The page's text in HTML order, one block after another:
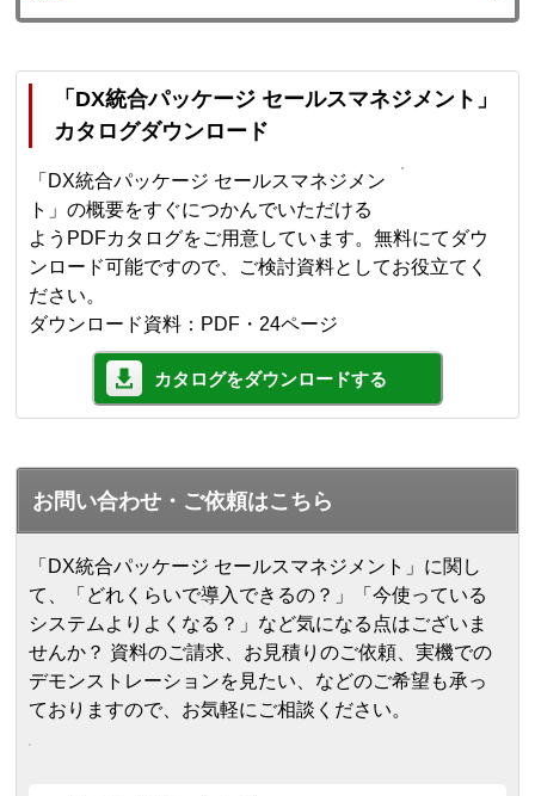
「DX統合パッケージ セールスマネジメント」
カタログダウンロード
「DX統合パッケージ セールスマネジメン
ト」の概要をすぐにつかんでいただける
ようPDFカタログをご用意しています。無料にてダウ
ンロード可能ですので、ご検討資料としてお役立てく
ださい。
ダウンロード資料：PDF・24ページ
カタログをダウンロードする
お問い合わせ・ご依頼はこちら
「DX統合パッケージ セールスマネジメント」に関し
て、「どれくらいで導入できるの？」「今使っている
システムよりよくなる？」など気になる点はございま
せんか？ 資料のご請求、お見積りのご依頼、実機での
デモンストレーションを見たい、などのご希望も承っ
ておりますので、お気軽にご相談ください。